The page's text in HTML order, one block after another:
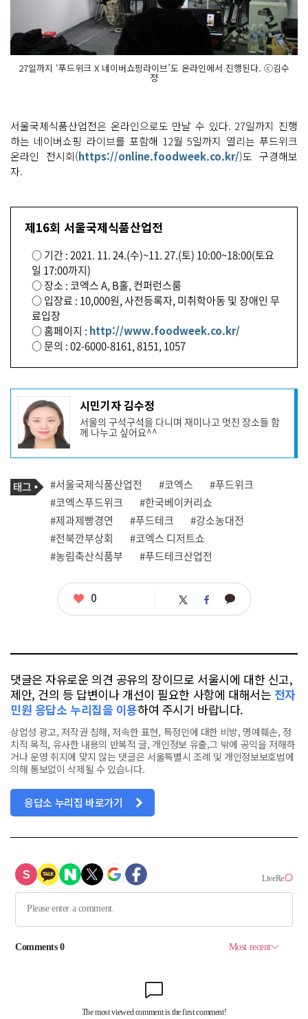
27일까지 ‘푸드위크 X 네이버쇼핑라이브’도 온라인에서 진행된다. ⓒ김수
정
서울국제식품산업전은 온라인으로도 만날 수 있다. 27일까지 진행
하는 네이버쇼핑 라이브를 포함해 12월 5일까지 열리는 푸드위크
온라인 전시회(https://online.foodweek.co.kr/)도 구경해보
자.
제16회 서울국제식품산업전
○ 기간 : 2021. 11. 24.(수)~11. 27.(토) 10:00~18:00(토요
일 17:00까지)
○ 장소 : 코엑스 A, B홀, 컨퍼런스룸
○ 입장료 : 10,000원, 사전등록자, 미취학아동 및 장애인 무
료입장
○ 홈페이지 : http://www.foodweek.co.kr/
○ 문의 : 02-6000-8161, 8151, 1057
기
사
작
성
자
프
필
시민기자 김수정
서울의 구석구석을 다니며 재미나고 멋진 장소들 함
께 나누고 싶어요^^
기
사
관
련
태
그
태
그
#서울국제식품산업전 #코엑스
#푸드위크
#코엑스푸드위크
#한국베이커리쇼
#제과제빵경연
#푸드테크
#강소농대전
#전북깐부상회
#코엑스 디저트쇼
#농림축산식품부
#푸드테크산업전
좋
0 트 페 카
댓글은 자유로운 의견 공유의 장이므로 서울시에 대한 신고,
제안, 건의 등 답변이나 개선이 필요한 사항에 대해서는 전자
민원 응답소 누리집을 이용하여 주시기 바랍니다.
상업성 광고, 저작권 침해, 저속한 표현, 특정인에 대한 비방, 명예훼손, 정
치적 목적, 유사한 내용의 반복적 글, 개인정보 유출,그 밖에 공익을 저해하
거나 운영 취지에 맞지 않는 댓글은 서울특별시 조례 및 개인정보보호법에
의해 통보없이 삭제될 수 있습니다.
응답소 누리집 바로가기